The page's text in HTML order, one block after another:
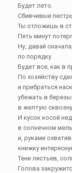
Будет лето.
Сбивчивые
Ты отложишь в
Пять минут
Ну, давай сначала,
по порядку.
Будет все, как в
По хозяйству
и прибраться
убежать в
в желтую
И кусок косой
в солнечном
и, руками
книжку
Тени листьев,
Голова